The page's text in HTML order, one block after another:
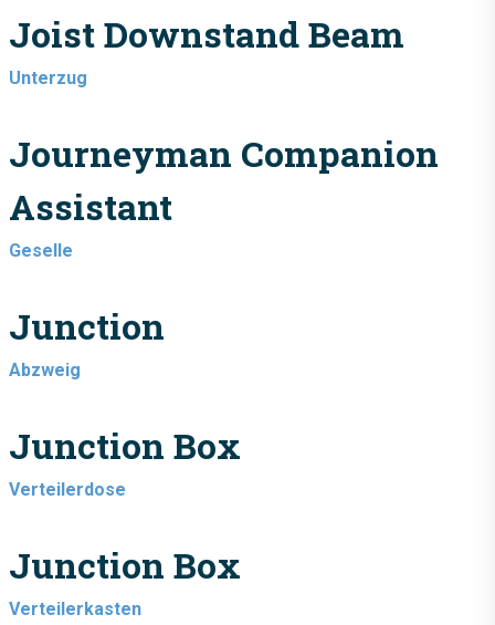
Joist Downstand Beam
Unterzug
Journeyman Companion
Assistant
Geselle
Junction
Abzweig
Junction Box
Verteilerdose
Junction Box
Verteilerkasten